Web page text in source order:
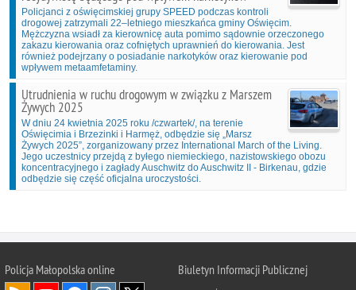
Policjanci z oświęcimskiej grupy SPEED podczas kontroli
drogowej zatrzymali 22–letniego mieszkańca gminy Oświęcim.
Mężczyzna wsiadł za kierownicę auta pomimo sądownie orzeczonego
zakazu kierowania oraz cofniętych uprawnień do kierowania. Jest
również podejrzany o posiadanie narkotyków oraz kierowanie pod
wpływem metaamfetaminy.
Utrudnienia w ruchu drogowym w związku z Marszem
Żywych 2025
W dniu 24 kwietnia 2025 roku /czwartek/, na terenie
Oświęcimia i Brzezinki i Harmęż, odbędzie się „Marsz
Żywych 2025”, zorganizowany przez International March of the Living.
Jego uczestnicy przejdą z byłego niemieckiego, nazistowskiego obozu
koncentracyjnego i zagłady Auschwitz do Auschwitz II - Birkenau, gdzie
odbędzie się część oficjalna uroczystości.
Policja Małopolska online Biuletyn Informacji Publicznej